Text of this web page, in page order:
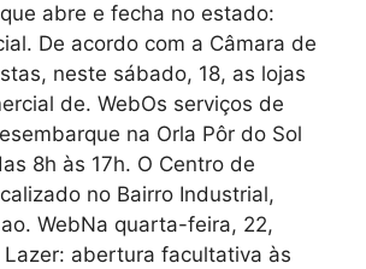
abre e fecha no estado:
De acordo com a Câmara de
neste sábado, 18, as lojas
de. WebOs serviços de
na Orla Pôr do Sol
8h às 17h. O Centro de
no Bairro Industrial,
WebNa quarta-feira, 22,
abertura facultativa às